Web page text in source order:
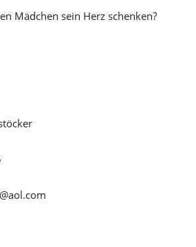
Mädchen sein Herz schenken?